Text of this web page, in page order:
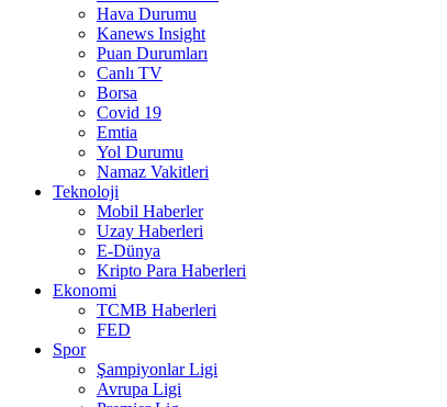
Hava Durumu
Kanews Insight
Puan Durumları
Canlı TV
Borsa
Covid 19
Emtia
Yol Durumu
Namaz Vakitleri
Teknoloji
Mobil Haberler
Uzay Haberleri
E-Dünya
Kripto Para Haberleri
Ekonomi
TCMB Haberleri
FED
Spor
Şampiyonlar Ligi
Avrupa Ligi